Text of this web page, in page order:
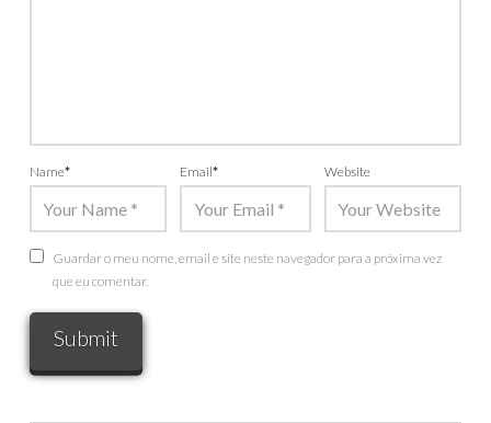
Name* Email* Website
Guardar o meu nome, email e site neste navegador para a próxima vez
que eu comentar.